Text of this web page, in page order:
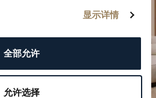
显示详情
全部允许
允许选择